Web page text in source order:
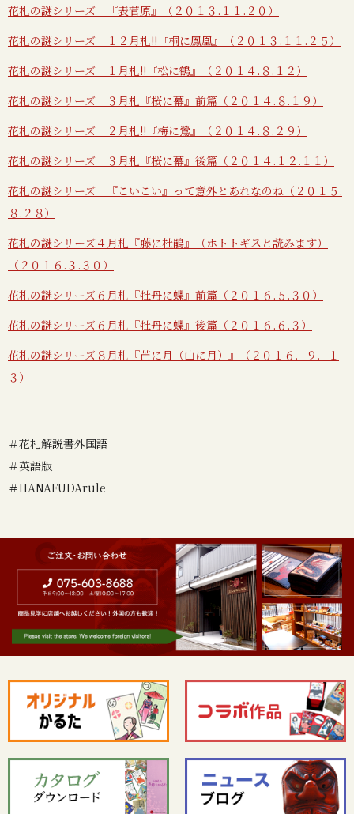
花札の謎シリーズ 『表菅原』（２０１３.１１.２０）
花札の謎シリーズ １２月札!!『桐に鳳凰』（２０１３.１１.２５）
花札の謎シリーズ １月札!!『松に鶴』（２０１４.８.１２）
花札の謎シリーズ ３月札『桜に幕』前篇（２０１４.８.１９）
花札の謎シリーズ ２月札!!『梅に鶯』（２０１４.８.２９）
花札の謎シリーズ ３月札『桜に幕』後篇（２０１４.１２.１１）
花札の謎シリーズ 『こいこい』って意外とあれなのね（２０１５.
８.２８）
花札の謎シリーズ４月札『藤に杜鵑』（ホトトギスと読みます）
（２０１６.３.３０）
花札の謎シリーズ６月札『牡丹に蝶』前篇（２０１６.５.３０）
花札の謎シリーズ６月札『牡丹に蝶』後篇（２０１６.６.３）
花札の謎シリーズ８月札『芒に月（山に月）』（２０１６．９．１
３）
＃花札解説書外国語
＃英語版
＃HANAFUDArule